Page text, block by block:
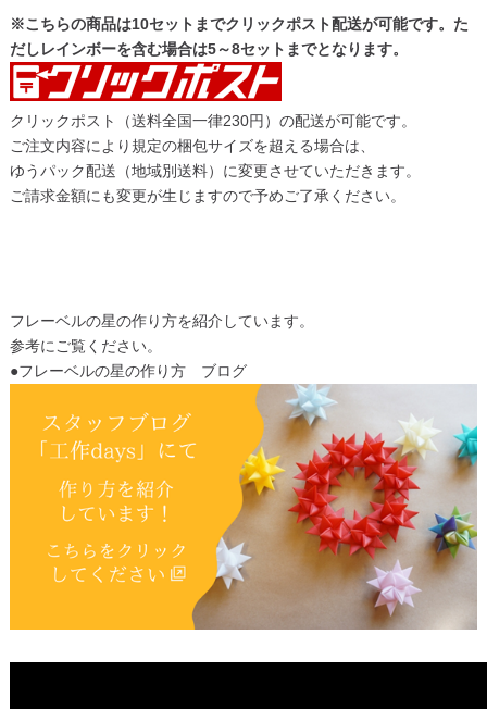
※こちらの商品は10セットまでクリックポスト配送が可能です。た
だしレインボーを含む場合は5～8セットまでとなります。
クリックポスト（送料全国一律230円）の配送が可能です。
ご注文内容により規定の梱包サイズを超える場合は、
ゆうパック配送（地域別送料）に変更させていただきます。
ご請求金額にも変更が生じますので予めご了承ください。
フレーベルの星の作り方を紹介しています。
参考にご覧ください。
●フレーベルの星の作り方 ブログ